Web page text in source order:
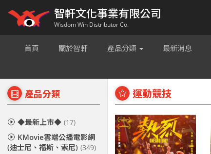
智軒文化事業有限公司
Wisdom Win Distributor Co.
首頁 關於智軒 產品分類 最新消息
產品分類
◆最新上市◆ (17)
KMovie雲端公播電影網
(迪士尼、福斯、索尼) (349)
運動競技